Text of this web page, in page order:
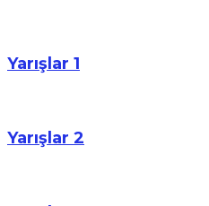
Yarışlar 1
Yarışlar 2